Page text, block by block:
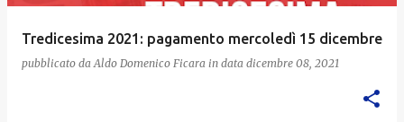
Tredicesima 2021: pagamento mercoledì 15 dicembre
pubblicato da Aldo Domenico Ficara in data dicembre 08, 2021